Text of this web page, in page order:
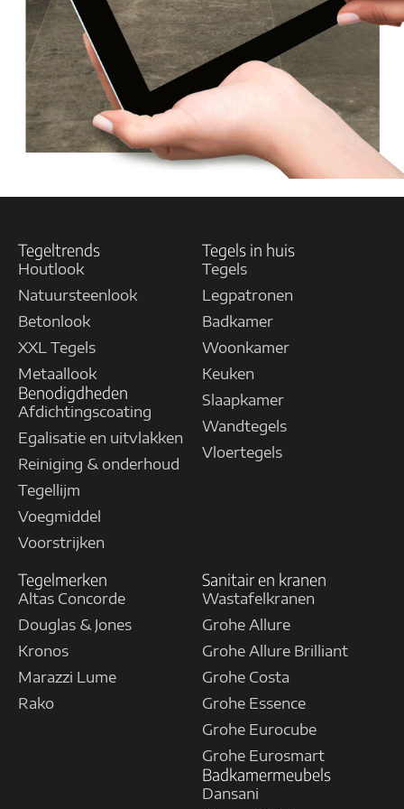
Tegeltrends
Houtlook
Natuursteenlook
Betonlook
XXL Tegels
Metaallook
Benodigdheden
Afdichtingscoating
Egalisatie en uitvlakken
Reiniging & onderhoud
Tegellijm
Voegmiddel
Voorstrijken
Tegels in huis
Tegels
Legpatronen
Badkamer
Woonkamer
Keuken
Slaapkamer
Wandtegels
Vloertegels
Tegelmerken
Altas Concorde
Douglas & Jones
Kronos
Marazzi Lume
Rako
Sanitair en kranen
Wastafelkranen
Grohe Allure
Grohe Allure Brilliant
Grohe Costa
Grohe Essence
Grohe Eurocube
Grohe Eurosmart
Badkamermeubels
Dansani